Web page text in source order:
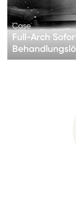
Case
Full-Arch